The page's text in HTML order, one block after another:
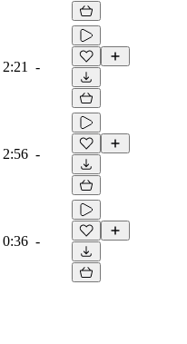
2:21 -
2:56 -
0:36 -